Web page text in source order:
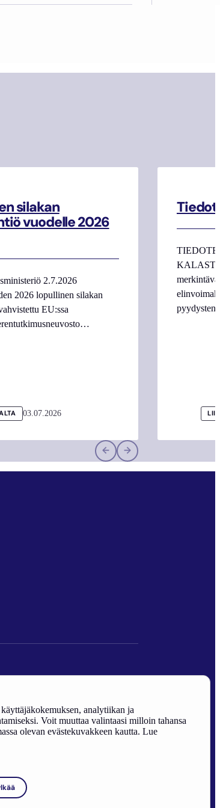
analytiikan ja
Voit muuttaa valintaasi milloin tahansa
olevan evästekuvakkeen kautta. Lue
silakan
vuodelle 2026
2.7.2026
2026 lopullinen silakan
EU:ssa
03.07.2026
pyydysten